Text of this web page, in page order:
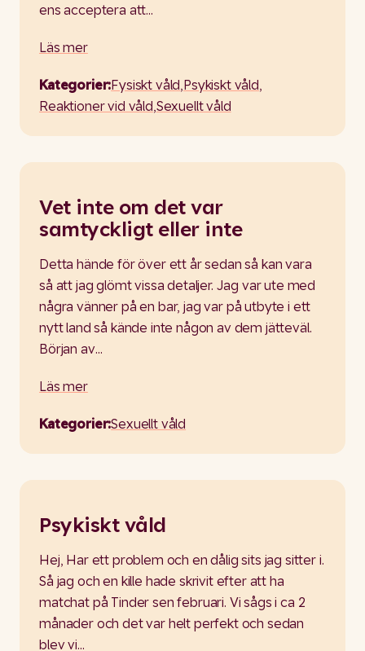
ens acceptera att…
Läs mer
Kategorier:Fysiskt våld,Psykiskt våld,
Reaktioner vid våld,Sexuellt våld
Vet inte om det var
samtyckligt eller inte
Detta hände för över ett år sedan så kan vara
så att jag glömt vissa detaljer. Jag var ute med
några vänner på en bar, jag var på utbyte i ett
nytt land så kände inte någon av dem jätteväl.
Början av…
Läs mer
Kategorier:Sexuellt våld
Psykiskt våld
Hej, Har ett problem och en dålig sits jag sitter i.
Så jag och en kille hade skrivit efter att ha
matchat på Tinder sen februari. Vi sågs i ca 2
månader och det var helt perfekt och sedan
blev vi…